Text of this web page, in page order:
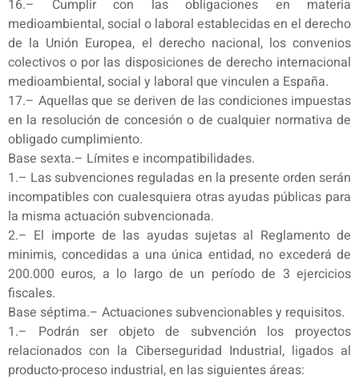
16.– Cumplir con las obligaciones en materia
medioambiental, social o laboral establecidas en el derecho
de la Unión Europea, el derecho nacional, los convenios
colectivos o por las disposiciones de derecho internacional
medioambiental, social y laboral que vinculen a España.
17.– Aquellas que se deriven de las condiciones impuestas
en la resolución de concesión o de cualquier normativa de
obligado cumplimiento.
Base sexta.– Límites e incompatibilidades.
1.– Las subvenciones reguladas en la presente orden serán
incompatibles con cualesquiera otras ayudas públicas para
la misma actuación subvencionada.
2.– El importe de las ayudas sujetas al Reglamento de
minimis, concedidas a una única entidad, no excederá de
200.000 euros, a lo largo de un período de 3 ejercicios
fiscales.
Base séptima.– Actuaciones subvencionables y requisitos.
1.– Podrán ser objeto de subvención los proyectos
relacionados con la Ciberseguridad Industrial, ligados al
producto-proceso industrial, en las siguientes áreas: